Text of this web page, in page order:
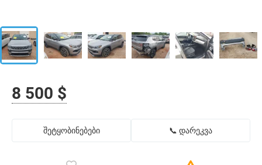
8 500 $
შეტყობინებები 📞 დარეკვა